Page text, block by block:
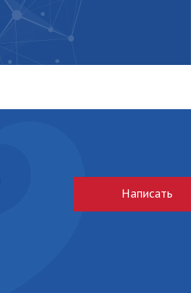
Написать